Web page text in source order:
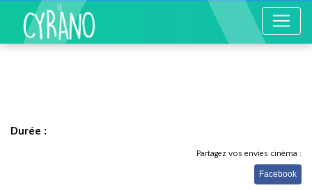
Durée :
Partagez vos envies cinéma :
Facebook